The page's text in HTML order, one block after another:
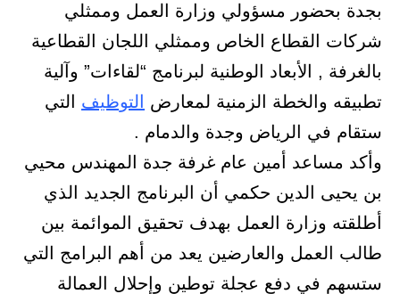
بجدة بحضور مسؤولي وزارة العمل وممثلي
شركات القطاع الخاص وممثلي اللجان القطاعية
بالغرفة , الأبعاد الوطنية لبرنامج “لقاءات” وآلية
تطبيقه والخطة الزمنية لمعارض
التوظيف التي
ستقام في الرياض وجدة والدمام .
وأكد مساعد أمين عام غرفة جدة المهندس محيي
بن يحيى الدين حكمي أن البرنامج الجديد الذي
أطلقته وزارة العمل بهدف تحقيق الموائمة بين
طالب العمل والعارضين يعد من أهم البرامج التي
ستسهم في دفع عجلة توطين وإحلال العمالة